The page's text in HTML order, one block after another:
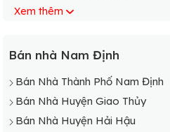
Bán Nhà Xã Nam Dương
Bán Nhà Xã Nam Hải
Bán Nhà Xã Nam Hồng
Xem thêm
Bán nhà Nam Định
Bán Nhà Thành Phố Nam Định
Bán Nhà Huyện Giao Thủy
Bán Nhà Huyện Hải Hậu